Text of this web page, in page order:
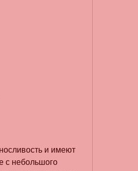
и имеют
с небольшого